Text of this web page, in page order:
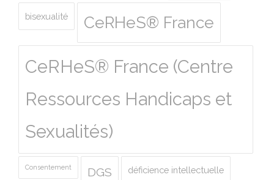
bisexualité CeRHeS® France
CeRHeS® France (Centre
Ressources Handicaps et
Sexualités)
Consentement DGS déficience intellectuelle